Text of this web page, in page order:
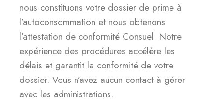
nous constituons votre dossier de prime à
l’autoconsommation et nous obtenons
l’attestation de conformité Consuel. Notre
expérience des procédures accélère les
délais et garantit la conformité de votre
dossier. Vous n’avez aucun contact à gérer
avec les administrations.